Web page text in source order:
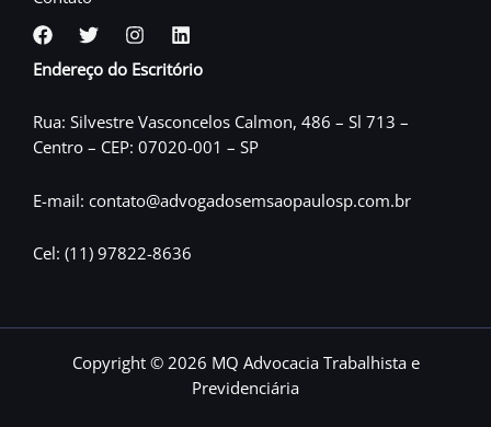
Endereço do Escritório
Rua: Silvestre Vasconcelos Calmon, 486 – Sl 713 –
Centro – CEP: 07020-001 – SP
E-mail: contato@advogadosemsaopaulosp.com.br
Cel: (11) 97822-8636
Copyright © 2026 MQ Advocacia Trabalhista e
Previdenciária